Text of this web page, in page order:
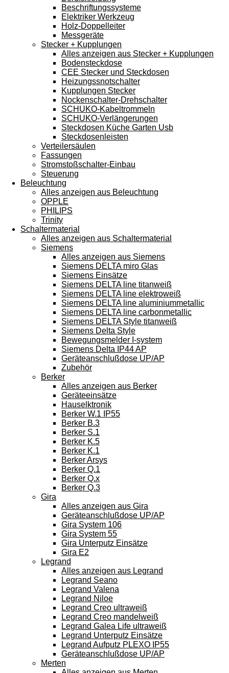
Beschriftungssysteme
Elektriker Werkzeug
Holz-Doppelleiter
Messgeräte
Stecker + Kupplungen
Alles anzeigen aus Stecker + Kupplungen
Bodensteckdose
CEE Stecker und Steckdosen
Heizungssnotschalter
Kupplungen Stecker
Nockenschalter-Drehschalter
SCHUKO-Kabeltrommeln
SCHUKO-Verlängerungen
Steckdosen Küche Garten Usb
Steckdosenleisten
Verteilersäulen
Fassungen
Stromstoßschalter-Einbau
Steuerung
Beleuchtung
Alles anzeigen aus Beleuchtung
OPPLE
PHILIPS
Trinity
Schaltermaterial
Alles anzeigen aus Schaltermaterial
Siemens
Alles anzeigen aus Siemens
Siemens DELTA miro Glas
Siemens Einsätze
Siemens DELTA line titanweiß
Siemens DELTA line elektroweiß
Siemens DELTA line aluminiummetallic
Siemens DELTA line carbonmetallic
Siemens DELTA Style titanweiß
Siemens Delta Style
Bewegungsmelder I-system
Siemens Delta IP44 AP
Geräteanschlußdose UP/AP
Zubehör
Berker
Alles anzeigen aus Berker
Geräteeinsätze
Hauselktronik
Berker W.1 IP55
Berker B.3
Berker S.1
Berker K.5
Berker K.1
Berker Arsys
Berker Q.1
Berker Q.x
Berker Q.3
Gira
Alles anzeigen aus Gira
Geräteanschlußdose UP/AP
Gira System 106
Gira System 55
Gira Unterputz Einsätze
Gira E2
Legrand
Alles anzeigen aus Legrand
Legrand Seano
Legrand Valena
Legrand Niloe
Legrand Creo ultraweiß
Legrand Creo mandelweiß
Legrand Galea Life ultraweiß
Legrand Unterputz Einsätze
Legrand Aufputz PLEXO IP55
Geräteanschlußdose UP/AP
Merten